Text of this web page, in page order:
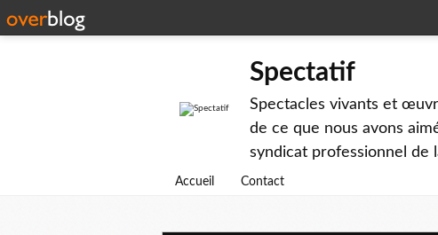
Spectatif
Spectacles vivants et
de ce que nous avons
syndicat professionnel de
Accueil Contact